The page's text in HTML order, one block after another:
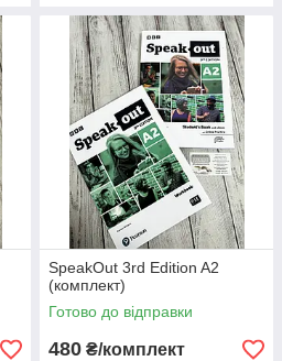
SpeakOut 3rd Edition A2
(комплект)
Готово до відправки
480 ₴/комплект